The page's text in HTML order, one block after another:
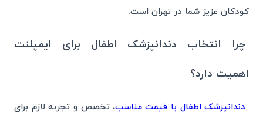
کودکان عزیز شما در تهران است.
چرا انتخاب دندانپزشک اطفال برای ایمپلنت
اهمیت دارد؟
دندانپزشک اطفال با قیمت مناسب، تخصص و تجربه لازم برای